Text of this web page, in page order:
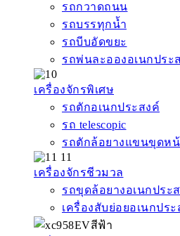
รถกวาดถนน
รถบรรทุกน้ำ
รถบีบอัดขยะ
รถพ่นละอองอเนกประ
เครื่องจักรพิเศษ
รถตักอเนกประสงค์
รถ telescopic
รถตักล้อยางแขนขุดห
เครื่องจักรชีวมวล
รถขุดล้อยางอเนกประ
เครื่องสับย่อยอเนกประ